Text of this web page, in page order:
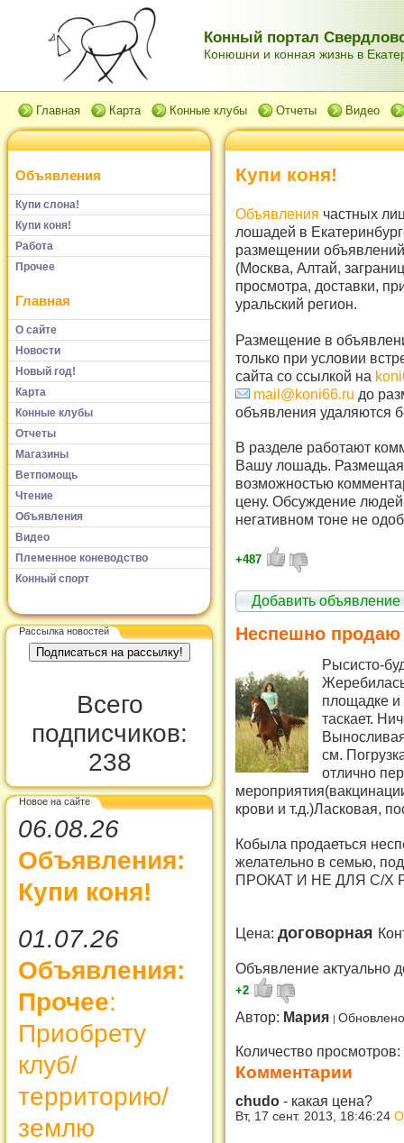
Конный портал
Конюшни и конная жизнь в
Главная Карта Конные клубы Отчеты Видео
Объявления
Купи слона!
Купи коня!
Работа
Прочее
Главная
О сайте
Новости
Новый год!
Карта
Конные клубы
Отчеты
Магазины
Ветпомощь
Чтение
Объявления
Видео
Племенное коневодство
Конный спорт
Рассылка новостей
Всего
подписчиков:
238
Новое на сайте
06.08.26
Объявления:
Купи коня!
01.07.26
Объявления:
Прочее:
Приобрету
клуб/
территорию/
землю
Купи коня!
Объявления частных
лошадей в
размещении
(Москва, Алтай,
просмотра, доставки,
уральский регион.
Размещение в
только при условии
сайта со ссылкой на
mail@koni66.ru до
объявления удаляются
В разделе работают
Вашу лошадь. Размещая
возможностью
цену. Обсуждение
негативном тоне не
+487
Добавить объявление
Неспешно
Рысисто-
площадке и
таскает.
см.
отлично
крови и т.д.)Ласковая,
Кобыла продаеться
желательно в семью,
ПРОКАТ И НЕ ДЛЯ С/Х
Цена: договорная
Объявление актуально
+2
Автор: Мария
Количество просмотров:
Комментарии
chudo - какая цена?
Вт, 17 сент. 2013, 18:46:24